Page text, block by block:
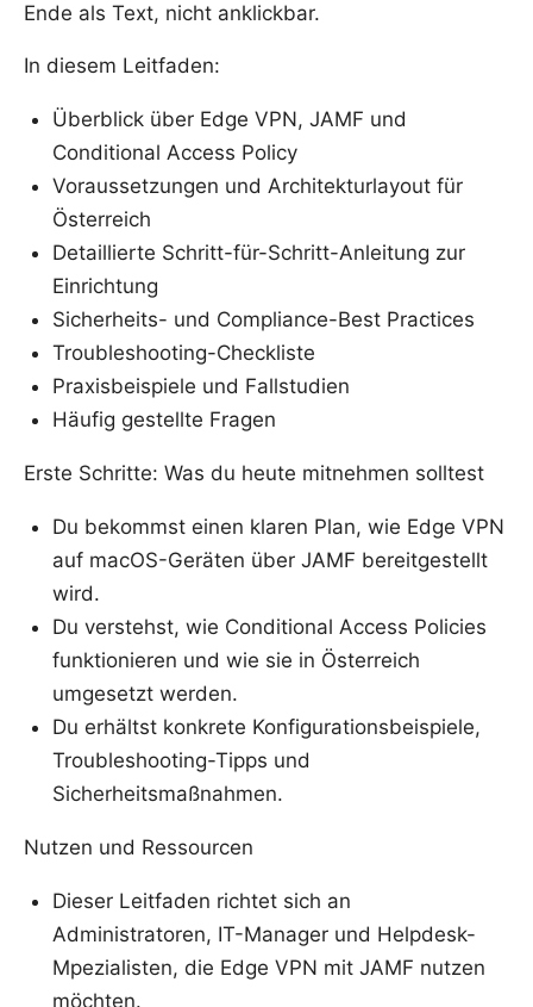
Ende als Text, nicht anklickbar.
In diesem Leitfaden:
Überblick über Edge VPN, JAMF und
Conditional Access Policy
Voraussetzungen und Architekturlayout für
Österreich
Detaillierte Schritt-für-Schritt-Anleitung zur
Einrichtung
Sicherheits- und Compliance-Best Practices
Troubleshooting-Checkliste
Praxisbeispiele und Fallstudien
Häufig gestellte Fragen
Erste Schritte: Was du heute mitnehmen solltest
Du bekommst einen klaren Plan, wie Edge VPN
auf macOS-Geräten über JAMF bereitgestellt
wird.
Du verstehst, wie Conditional Access Policies
funktionieren und wie sie in Österreich
umgesetzt werden.
Du erhältst konkrete Konfigurationsbeispiele,
Troubleshooting-Tipps und
Sicherheitsmaßnahmen.
Nutzen und Ressourcen
Dieser Leitfaden richtet sich an
Administratoren, IT-Manager und Helpdesk-
Mpezialisten, die Edge VPN mit JAMF nutzen
möchten.